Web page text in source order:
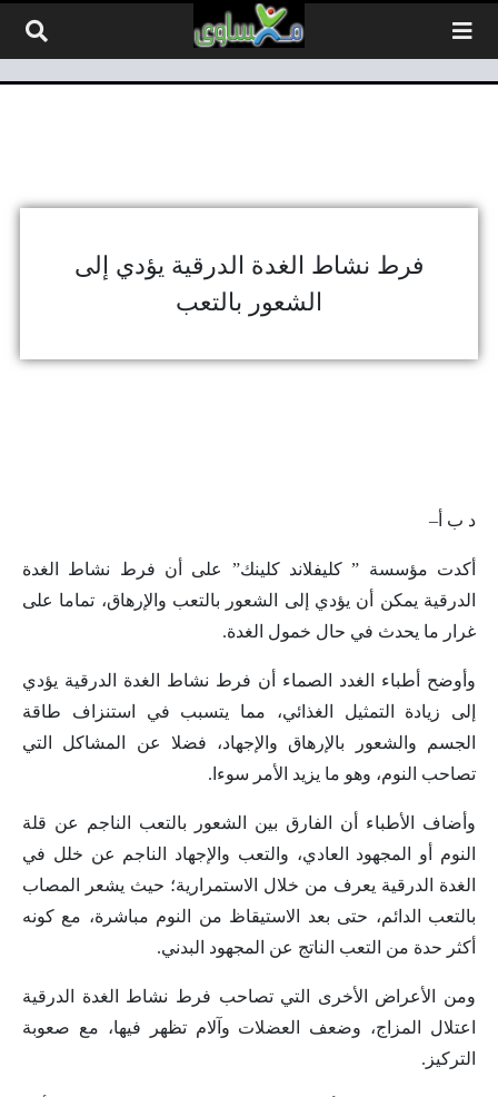
فرط نشاط الغدة الدرقية يؤدي إلى
الشعور بالتعب
د ب أ–
أكدت مؤسسة ” كليفلاند كلينك” على أن فرط نشاط الغدة
الدرقية يمكن أن يؤدي إلى الشعور بالتعب والإرهاق، تماما على
غرار ما يحدث في حال خمول الغدة.
وأوضح أطباء الغدد الصماء أن فرط نشاط الغدة الدرقية يؤدي
إلى زيادة التمثيل الغذائي، مما يتسبب في استنزاف طاقة
الجسم والشعور بالإرهاق والإجهاد، فضلا عن المشاكل التي
تصاحب النوم، وهو ما يزيد الأمر سوءا.
وأضاف الأطباء أن الفارق بين الشعور بالتعب الناجم عن قلة
النوم أو المجهود العادي، والتعب والإجهاد الناجم عن خلل في
الغدة الدرقية يعرف من خلال الاستمرارية؛ حيث يشعر المصاب
بالتعب الدائم، حتى بعد الاستيقاظ من النوم مباشرة، مع كونه
أكثر حدة من التعب الناتج عن المجهود البدني.
ومن الأعراض الأخرى التي تصاحب فرط نشاط الغدة الدرقية
اعتلال المزاج، وضعف العضلات وآلام تظهر فيها، مع صعوبة
التركيز.